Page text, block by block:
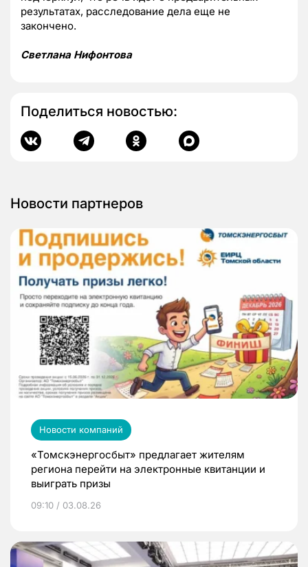
результатах, расследование дела еще не
закончено.
Светлана Нифонтова
Поделиться новостью:
Новости партнеров
Новости компаний
«Томскэнергосбыт» предлагает жителям
региона перейти на электронные квитанции и
выиграть призы
09:10 / 03.08.26